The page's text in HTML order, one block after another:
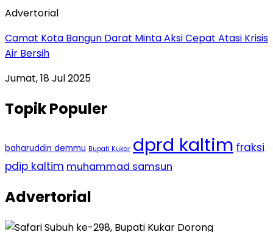
Advertorial
Camat Kota Bangun Darat Minta Aksi Cepat Atasi Krisis
Air Bersih
Jumat, 18 Jul 2025
Topik Populer
baharuddin demmu Bupati Kukar dprd kaltim fraksi
pdip kaltim muhammad samsun
Advertorial